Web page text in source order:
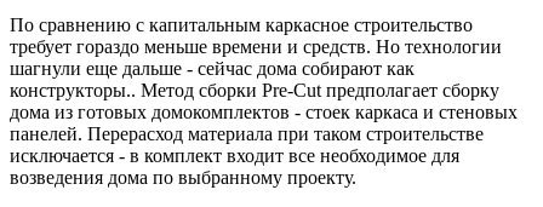
По сравнению с капитальным каркасное строительство
требует гораздо меньше времени и средств. Но технологии
шагнули еще дальше - сейчас дома собирают как
конструкторы.. Метод сборки Pre-Cut предполагает сборку
дома из готовых домокомплектов - стоек каркаса и стеновых
панелей. Перерасход материала при таком строительстве
исключается - в комплект входит все необходимое для
возведения дома по выбранному проекту.